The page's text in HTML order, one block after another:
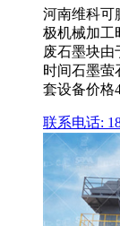
河南维科可
极机械加工
废石墨块由
时间石墨萤
套设备价格
联系电话: